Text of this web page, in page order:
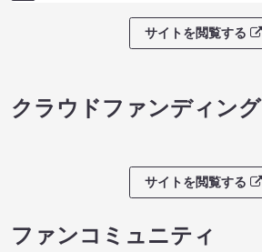
サイトを閲覧する
クラウドファンディング
サイトを閲覧する
ファンコミュニティ